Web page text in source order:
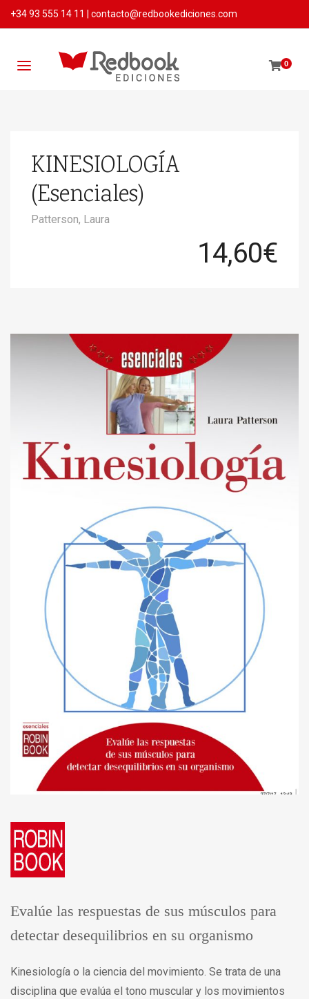
+34 93 555 14 11 contacto@redbookediciones.com
0
KINESIOLOGÍA
(Esenciales)
Patterson, Laura
14,60€
Evalúe las respuestas de sus músculos para
detectar desequilibrios en su organismo
Kinesiología o la ciencia del movimiento. Se trata de una
disciplina que evalúa el tono muscular y los movimientos